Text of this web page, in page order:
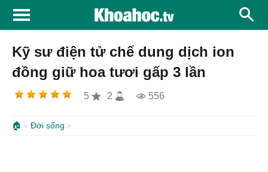
Kỹ sư điện tử chế dung dịch ion
đồng giữ hoa tươi gấp 3 lần
5 2 556
🏠 Đời sống